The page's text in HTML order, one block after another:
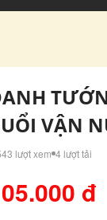
VẬN
lượt xem 4 lượt tải
đ